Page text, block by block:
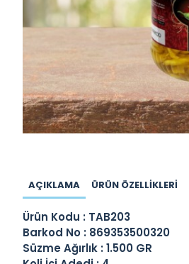
AÇIKLAMA ÜRÜN ÖZELLIKLERI
Ürün Kodu : TAB203
Barkod No : 869353500320
Süzme Ağırlık : 1.500 GR